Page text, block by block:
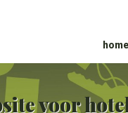
home
voor